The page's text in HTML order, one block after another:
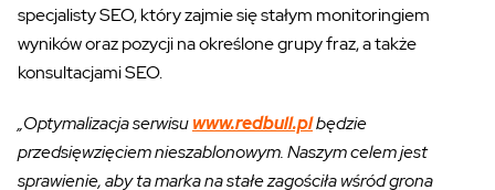
specjalisty SEO, który zajmie się stałym monitoringiem
wyników oraz pozycji na określone grupy fraz, a także
konsultacjami SEO.
„Optymalizacja serwisuwww.redbull.plbędzie
przedsięwzięciem nieszablonowym. Naszym celem jest
sprawienie, aby ta marka na stałe zagościła wśród grona